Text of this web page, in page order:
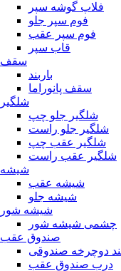
فلاپ گوشه سپر
فوم سپر جلو
فوم سپر عقب
قاب سپر
سقف
باربند
سقف پانوراما
شلگیر
شلگیر جلو چپ
شلگیر جلو راست
شلگیر عقب چپ
شلگیر عقب راست
شیشه
شیشه عقب
شیشه جلو
شیشه شور
چشمی شیشه شور
صندوق عقب
دوچرخه صندوقی
درب صندوق عقب